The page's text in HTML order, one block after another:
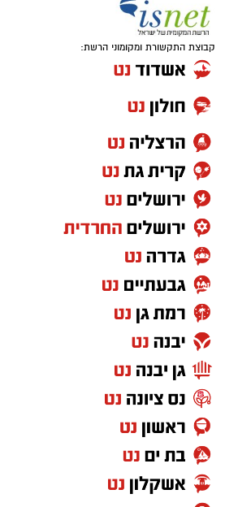
קבוצת התקשורת ומקומוני הרשת: